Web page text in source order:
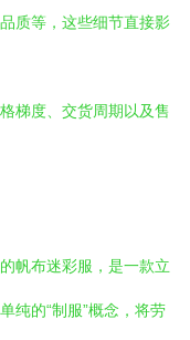
质等，这些细节直接影
梯度、交货周期以及售
帆布迷彩服，是一款立
纯的“制服”概念，将劳